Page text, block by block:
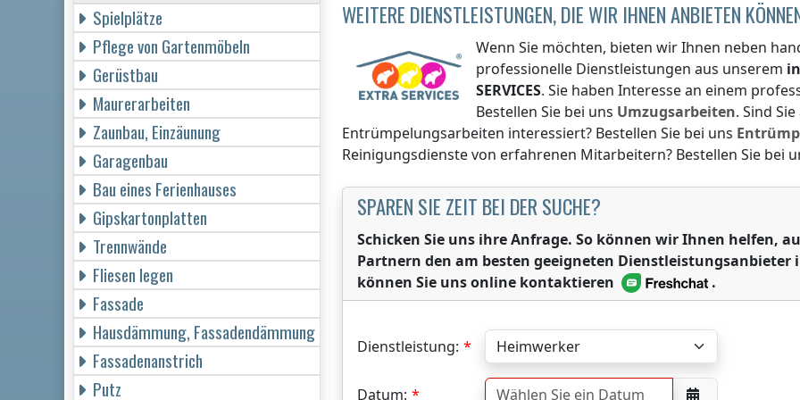
WEITERE DIENSTLEISTUNGEN, DIE WIR IHNEN ANBIETEN
Wenn Sie möchten, bieten wir Ihnen neben
professionelle Dienstleistungen aus unserem
SERVICES. Sie haben Interesse an einem
Bestellen Sie bei uns Umzugsarbeiten. Sind
Entrümpelungsarbeiten interessiert? Bestellen Sie bei uns
Reinigungsdienste von erfahrenen Mitarbeitern? Bestellen Sie bei
SPAREN SIE ZEIT BEI DER SUCHE?
Schicken Sie uns ihre Anfrage. So können wir Ihnen helfen,
Partnern den am besten geeigneten
können Sie uns online kontaktieren
.
Dienstleistung:
Datum:
Spielplätze
Pflege von Gartenmöbeln
Gerüstbau
Maurerarbeiten
Zaunbau, Einzäunung
Garagenbau
Bau eines Ferienhauses
Gipskartonplatten
Trennwände
Fliesen legen
Fassade
Hausdämmung, Fassadendämmung
Fassadenanstrich
Putz